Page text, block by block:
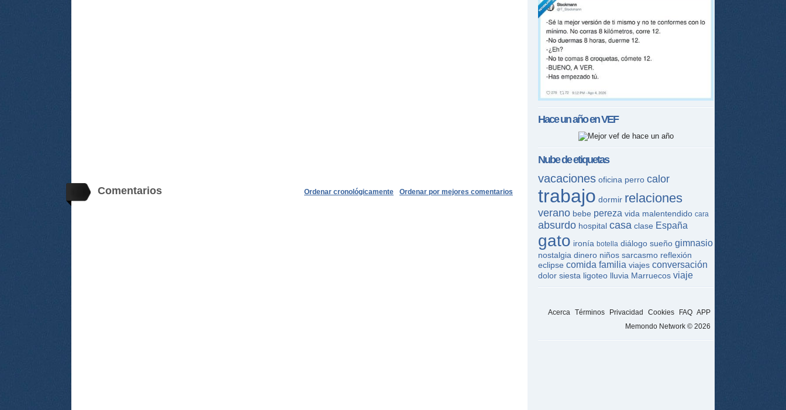
Comentarios Ordenar por mejores comentarios
Ordenar cronológicamente
Hace un año enVEF
Nube de etiquetas
vacaciones oficina perro calor
trabajo dormir relaciones
verano bebe pereza vida malentendido cara
absurdo hospital casa clase España
gato ironía botella diálogo sueño gimnasio
nostalgia dinero niños sarcasmo reflexión
eclipse comida familia viajes conversación
dolor siesta ligoteo lluvia Marruecos viaje
Acerca Términos Privacidad Cookies FAQ APP
Memondo Network © 2026